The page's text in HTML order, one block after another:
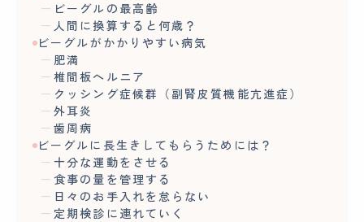
ビーグルの最高齢
人間に換算すると何歳？
ビーグルがかかりやすい病気
肥満
椎間板ヘルニア
クッシング症候群（副腎皮質機能亢進症）
外耳炎
歯周病
ビーグルに長生きしてもらうためには？
十分な運動をさせる
食事の量を管理する
日々のお手入れを怠らない
定期検診に連れていく